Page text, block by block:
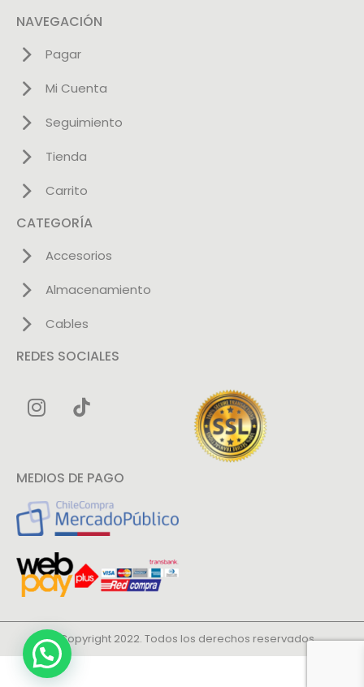
NAVEGACIÓN
Pagar
Mi Cuenta
Seguimiento
Tienda
Carrito
CATEGORÍA
Accesorios
Almacenamiento
Cables
REDES SOCIALES
MEDIOS DE PAGO
© Copyright 2022. Todos los derechos reservados.